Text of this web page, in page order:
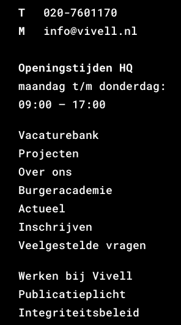
T
020-7601170
M
info@vivell.nl
Openingstijden HQ
maandag t/m donderdag:
09:00 – 17:00
Vacaturebank
Projecten
Over ons
Burgeracademie
Actueel
Inschrijven
Veelgestelde vragen
Werken bij Vivell
Publicatieplicht
Integriteitsbeleid